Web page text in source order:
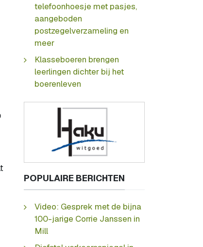
telefoonhoesje met pasjes,
aangeboden
postzegelverzameling en
meer
Klasseboeren brengen
leerlingen dichter bij het
boerenleven
POPULAIRE BERICHTEN
Video: Gesprek met de bijna
100-jarige Corrie Janssen in
Mill